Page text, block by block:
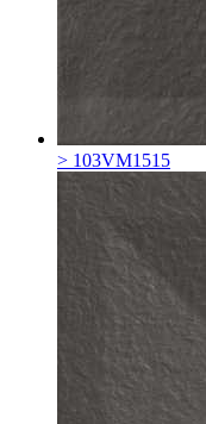
> 103VM1515